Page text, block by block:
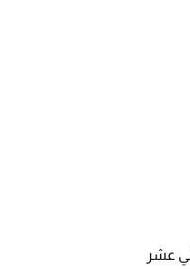
بما يتجاوز 18% على مدار اثني عشر